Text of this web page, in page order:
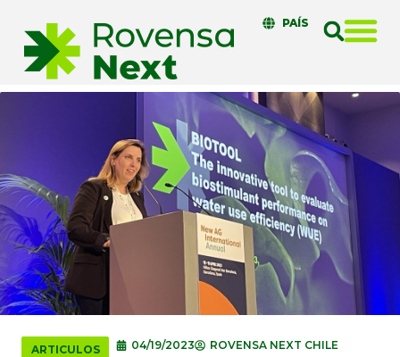
PAÍS
ARTICULOS 04/19/2023 ROVENSA NEXT CHILE